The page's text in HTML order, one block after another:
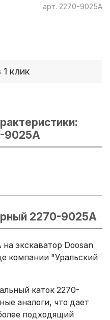
арт. 2270-9025A
1 клик
9025A
2270-9025A
экскаватор Doosan
компании "Уральский
каток 2270-
аналоги, что дает
подходящий